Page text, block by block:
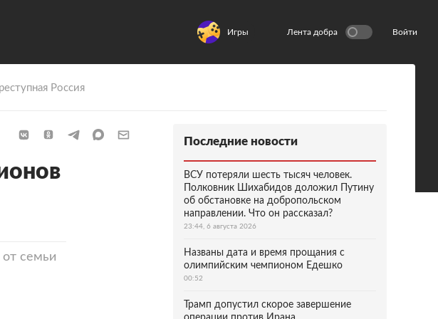
Игры Лента добра Войти
Россия
семьи
Последние новости
ВСУ потеряли шесть тысяч человек.
Полковник Шихабидов доложил Путину
об обстановке на добропольском
направлении. Что он рассказал?
23:44, 6 августа 2026
Названы дата и время прощания с
олимпийским чемпионом Едешко
00:52
Трамп допустил скорое завершение